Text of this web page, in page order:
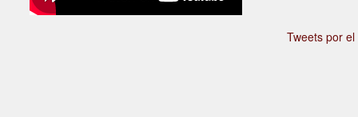
Tweets por